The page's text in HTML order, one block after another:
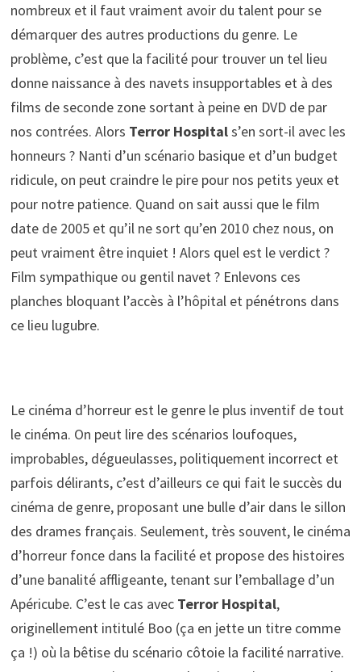
nombreux et il faut vraiment avoir du talent pour se
démarquer des autres productions du genre. Le
problème, c’est que la facilité pour trouver un tel lieu
donne naissance à des navets insupportables et à des
films de seconde zone sortant à peine en DVD de par
nos contrées. Alors Terror Hospitals’en sort-il avec les
honneurs ? Nanti d’un scénario basique et d’un budget
ridicule, on peut craindre le pire pour nos petits yeux et
pour notre patience. Quand on sait aussi que le film
date de 2005 et qu’il ne sort qu’en 2010 chez nous, on
peut vraiment être inquiet ! Alors quel est le verdict ?
Film sympathique ou gentil navet ? Enlevons ces
planches bloquant l’accès à l’hôpital et pénétrons dans
ce lieu lugubre.
Le cinéma d’horreur est le genre le plus inventif de tout
le cinéma. On peut lire des scénarios loufoques,
improbables, dégueulasses, politiquement incorrect et
parfois délirants, c’est d’ailleurs ce qui fait le succès du
cinéma de genre, proposant une bulle d’air dans le sillon
des drames français. Seulement, très souvent, le cinéma
d’horreur fonce dans la facilité et propose des histoires
d’une banalité affligeante, tenant sur l’emballage d’un
Apéricube. C’est le cas avec Terror Hospital,
originellement intitulé Boo (ça en jette un titre comme
ça !) où la bêtise du scénario côtoie la facilité narrative.